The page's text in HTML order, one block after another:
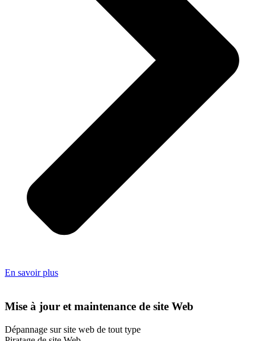
En savoir plus
Mise à jour et maintenance de site Web
Dépannage sur site web de tout type